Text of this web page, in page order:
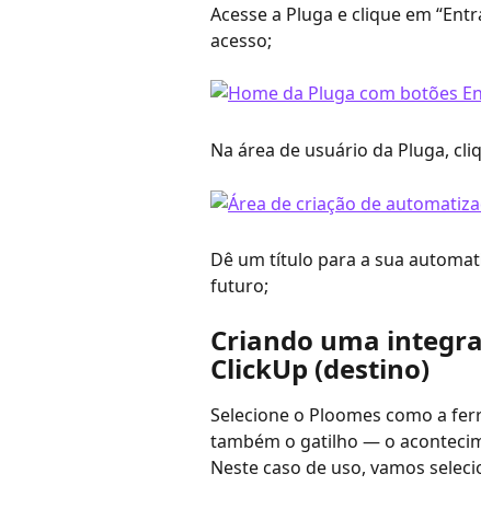
Acesse a Pluga e clique em
acesso;
Na área de usuário da Pluga,
Dê um título para a sua
futuro;
Criando uma
ClickUp (destino)
Selecione o Ploomes como a
também o gatilho — o
Neste caso de uso, vamos